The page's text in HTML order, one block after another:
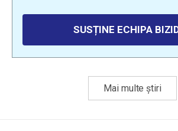
SUSȚINE ECHIPA
Mai multe știri